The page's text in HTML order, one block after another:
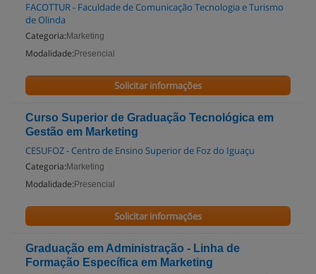
FACOTTUR - Faculdade de Comunicação Tecnologia e Turismo
de Olinda
Categoria: Marketing
Modalidade: Presencial
Solicitar informações
Curso Superior de Graduação Tecnológica em
Gestão em Marketing
CESUFOZ - Centro de Ensino Superior de Foz do Iguaçu
Categoria: Marketing
Modalidade: Presencial
Solicitar informações
Graduação em Administração - Linha de
Formação Específica em Marketing